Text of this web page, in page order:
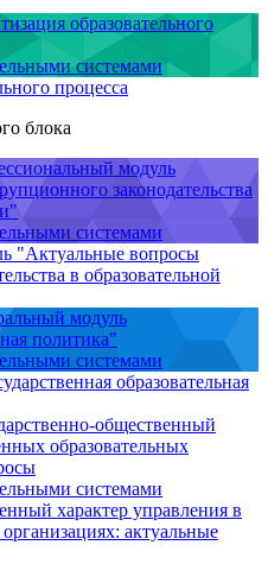
образовательного
системами
процесса
блока
модуль
законодательства
системами
"Актуальные вопросы
в образовательной
модуль
политика"
системами
образовательная
общественный
образовательных
системами
характер управления в
актуальные